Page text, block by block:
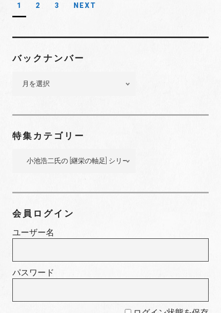
投
ナ
ビ
ゲ
ン
1 2 3 NEXT
バックナンバー
ナ
バ
特集カテゴリー
テ
リ
会員ログイン
ユーザー名
パスワード